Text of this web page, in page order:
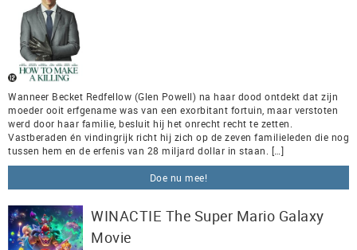
Wanneer Becket Redfellow (Glen Powell) na haar dood ontdekt dat zijn
moeder ooit erfgename was van een exorbitant fortuin, maar verstoten
werd door haar familie, besluit hij het onrecht recht te zetten.
Vastberaden én vindingrijk richt hij zich op de zeven familieleden die nog
tussen hem en de erfenis van 28 miljard dollar in staan. […]
Doe nu mee!
WINACTIE The Super Mario Galaxy
Movie